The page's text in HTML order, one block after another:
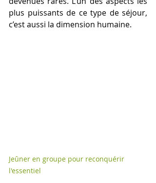
plus puissants de ce type de séjour,
c’est aussi la dimension humaine.
Jeûner en groupe pour reconquérir
l'essentiel